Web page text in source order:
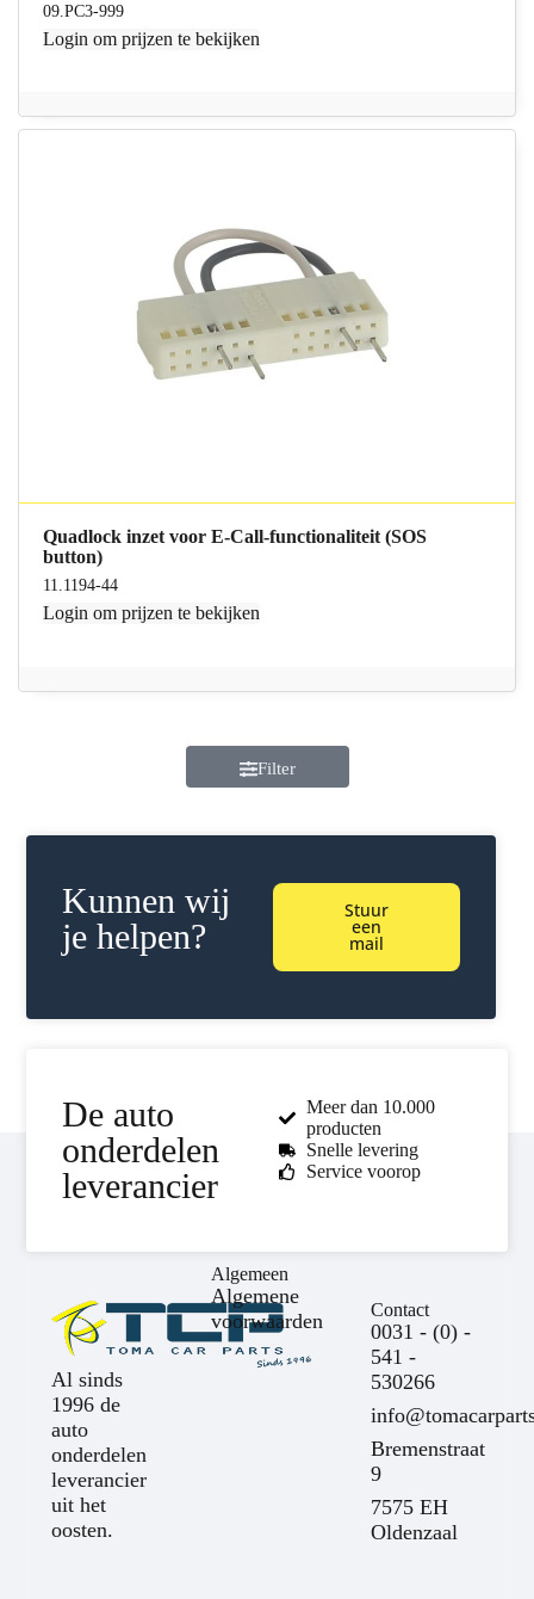
09.PC3-999
Login om prijzen te bekijken
Quadlock inzet voor E-Call-functionaliteit (SOS
button)
11.1194-44
Login om prijzen te bekijken
Filter
Kunnen wij
je helpen?
Stuur
een
mail
De auto
onderdelen
leverancier
Meer dan 10.000
producten
Snelle levering
Service voorop
Al sinds
1996 de
auto
onderdelen
leverancier
uit het
oosten.
Algemeen
Algemene
voorwaarden
Contact
0031 - (0) -
541 -
530266
Bremenstraat
9
7575 EH
Oldenzaal